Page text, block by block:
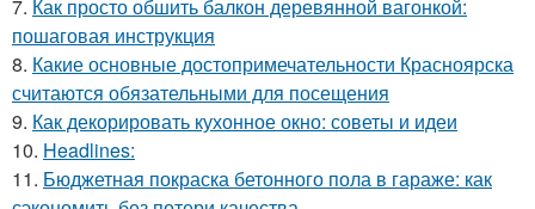
7. Как просто обшить балкон деревянной вагонкой:
пошаговая инструкция
8. Какие основные достопримечательности Красноярска
считаются обязательными для посещения
9. Как декорировать кухонное окно: советы и идеи
10. Headlines:
11. Бюджетная покраска бетонного пола в гараже: как